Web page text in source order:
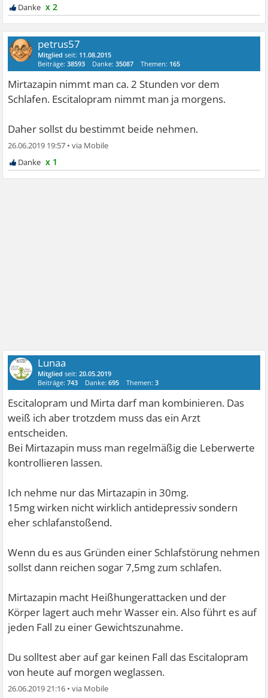
x 2
petrus57
Mitglied seit: 11.08.2015
Beiträge:38593 Danke:35087 Themen: 165
Mirtazapin nimmt man ca. 2 Stunden vor dem
Schlafen. Escitalopram nimmt man ja morgens.
Daher sollst du bestimmt beide nehmen.
26.06.2019 19:57 •
x 1
Lunaa
Mitglied seit:20.05.2019
Beiträge:743 Danke:695 Themen:3
Escitalopram und Mirta darf man kombinieren. Das
weiß ich aber trotzdem muss das ein Arzt
entscheiden.
Bei Mirtazapin muss man regelmäßig die Leberwerte
kontrollieren lassen.
Ich nehme nur das Mirtazapin in 30mg.
15mg wirken nicht wirklich antidepressiv sondern
eher schlafanstoßend.
Wenn du es aus Gründen einer Schlafstörung nehmen
sollst dann reichen sogar 7,5mg zum schlafen.
Mirtazapin macht Heißhungerattacken und der
Körper lagert auch mehr Wasser ein. Also führt es auf
jeden Fall zu einer Gewichtszunahme.
Du solltest aber auf gar keinen Fall das Escitalopram
von heute auf morgen weglassen.
26.06.2019 21:16 •